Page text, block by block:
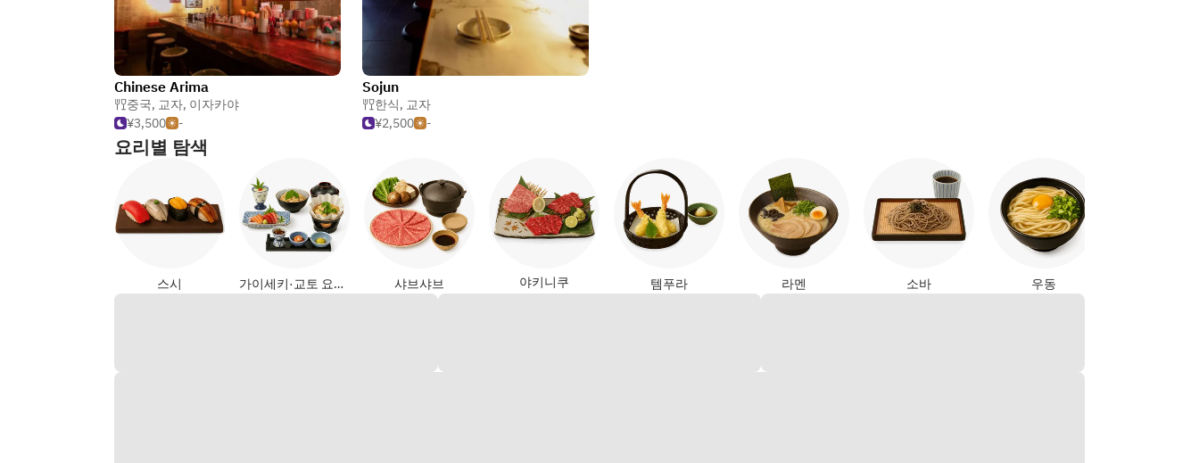
Chinese Arima
중국, 교자, 이자카야
¥3,500
-
Sojun
한식, 교자
¥2,500
-
요리별 탐색
스시 가이세키·교토 요리 (일식) 샤브샤브 야키니쿠 템푸라 라멘 소바 우동